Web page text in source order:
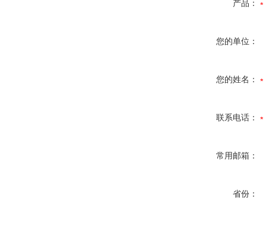
产品：
您的单位：
您的姓名：
联系电话：
常用邮箱：
省份：